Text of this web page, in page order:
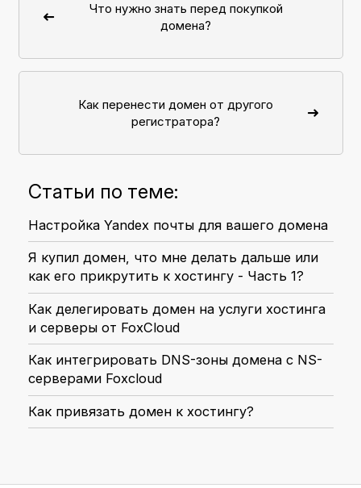
Что нужно знать перед покупкой
домена?
Как перенести домен от другого
регистратора?
Статьи по теме:
Настройка Yandex почты для вашего домена
Я купил домен, что мне делать дальше или
как его прикрутить к хостингу - Часть 1?
Как делегировать домен на услуги хостинга
и серверы от FoxCloud
Как интегрировать DNS-зоны домена с NS-
серверами Foxcloud
Как привязать домен к хостингу?